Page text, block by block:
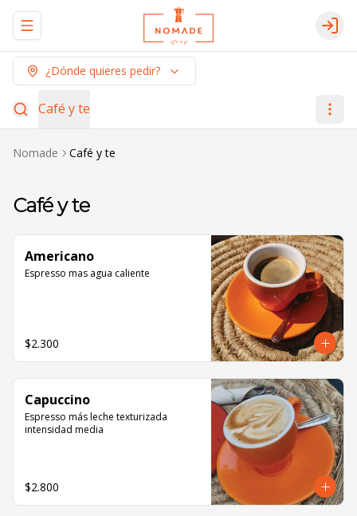
Abrir menu de navegación Login
¿Dónde quieres pedir?
Café y te
Nomade Café y te
Café y te
Americano
Espresso mas agua caliente
$2.300
Capuccino
Espresso más leche texturizada
intensidad media
$2.800